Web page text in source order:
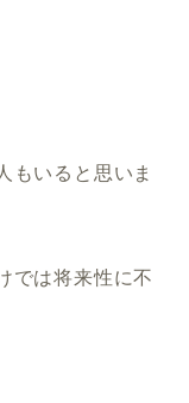
もいると思いま
では将来性に不